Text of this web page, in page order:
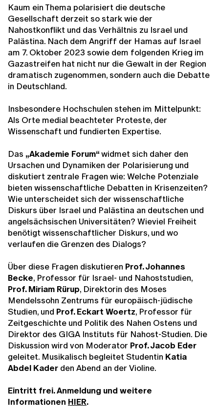
Kaum ein Thema polarisiert die deutsche
Gesellschaft derzeit so stark wie der
Nahostkonflikt und das Verhältnis zu Israel und
Palästina. Nach dem Angriff der Hamas auf Israel
am 7. Oktober 2023 sowie dem folgenden Krieg im
Gazastreifen hat nicht nur die Gewalt in der Region
dramatisch zugenommen, sondern auch die Debatte
in Deutschland.
Insbesondere Hochschulen stehen im Mittelpunkt:
Als Orte medial beachteter Proteste, der
Wissenschaft und fundierten Expertise.
Das „Akademie Forum“widmet sich daher den
Ursachen und Dynamiken der Polarisierung und
diskutiert zentrale Fragen wie: Welche Potenziale
bieten wissenschaftliche Debatten in Krisenzeiten?
Wie unterscheidet sich der wissenschaftliche
Diskurs über Israel und Palästina an deutschen und
angelsächsischen Universitäten? Wieviel Freiheit
benötigt wissenschaftlicher Diskurs, und wo
verlaufen die Grenzen des Dialogs?
Über diese Fragen diskutieren Prof. Johannes
Becke, Professor für Israel- und Nahoststudien,
Prof. Miriam Rürup, Direktorin des Moses
Mendelssohn Zentrums für europäisch-jüdische
Studien, und Prof. Eckart Woertz, Professor für
Zeitgeschichte und Politik des Nahen Ostens und
Direktor des GIGA Instituts für Nahost-Studien. Die
Diskussion wird von Moderator Prof. Jacob Eder
geleitet. Musikalisch begleitet Studentin Katia
Abdel Kader den Abend an der Violine.
Eintritt frei. Anmeldung und weitere
Informationen HIER.